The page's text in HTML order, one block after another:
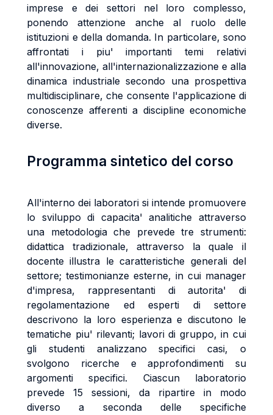
imprese e dei settori nel loro complesso,
ponendo attenzione anche al ruolo delle
istituzioni e della domanda. In particolare, sono
affrontati i piu' importanti temi relativi
all'innovazione, all'internazionalizzazione e alla
dinamica industriale secondo una prospettiva
multidisciplinare, che consente l'applicazione di
conoscenze afferenti a discipline economiche
diverse.
Programma sintetico del corso
All'interno dei laboratori si intende promuovere
lo sviluppo di capacita' analitiche attraverso
una metodologia che prevede tre strumenti:
didattica tradizionale, attraverso la quale il
docente illustra le caratteristiche generali del
settore; testimonianze esterne, in cui manager
d'impresa, rappresentanti di autorita' di
regolamentazione ed esperti di settore
descrivono la loro esperienza e discutono le
tematiche piu' rilevanti; lavori di gruppo, in cui
gli studenti analizzano specifici casi, o
svolgono ricerche e approfondimenti su
argomenti specifici. Ciascun laboratorio
prevede 15 sessioni, da ripartire in modo
diverso a seconda delle specifiche